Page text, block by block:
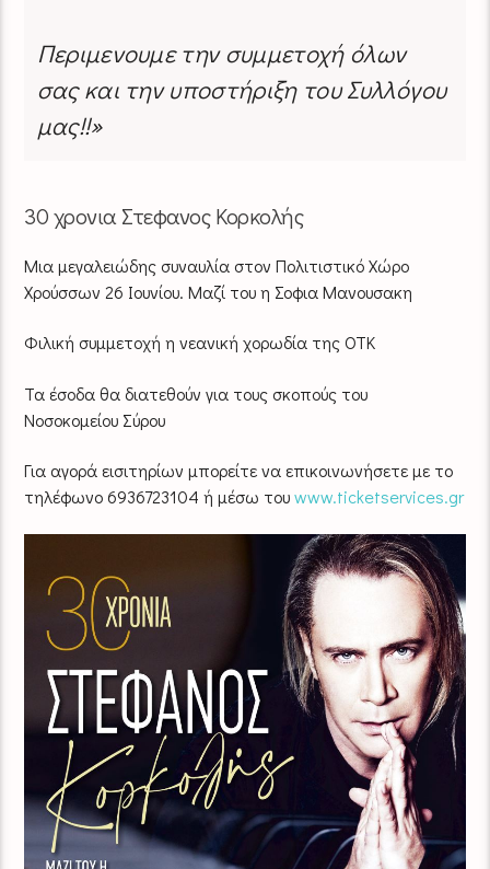
Περιμενουμε την συμμετοχή όλων
σας και την υποστήριξη του Συλλόγου
μας!!»
30 χρονια Στεφανος Κορκολής
Μια μεγαλειώδης συναυλία στον Πολιτιστικό Χώρο
Χρούσσων 26 Ιουνίου. Μαζί του η Σοφια Μανουσακη
Φιλική συμμετοχή η νεανική χορωδία της ΟΤΚ
Τα έσοδα θα διατεθούν για τους σκοπούς του
Νοσοκομείου Σύρου
Για αγορά εισιτηρίων μπορείτε να επικοινωνήσετε με το
τηλέφωνο 6936723104 ή μέσω τουwww.ticketservices.gr